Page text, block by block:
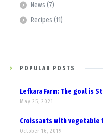
News (7)
Recipes (11)
POPULAR POSTS
Lefkara Farm: The goal is
May 25, 2021
Croissants with vegetable
October 16, 2019